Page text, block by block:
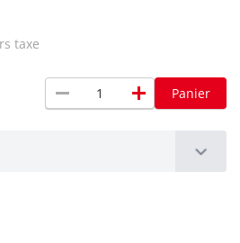
taxe
remove add Panier